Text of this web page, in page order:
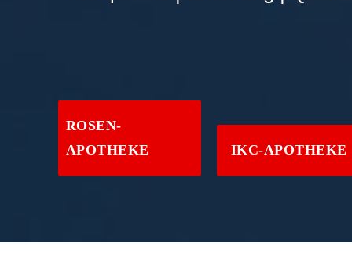
ROSEN-
APOTHEKE
IKC-APOTHEKE